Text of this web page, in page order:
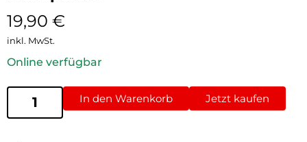
19,90 €
inkl. MwSt.
Online verfügbar
In den Warenkorb Jetzt kaufen